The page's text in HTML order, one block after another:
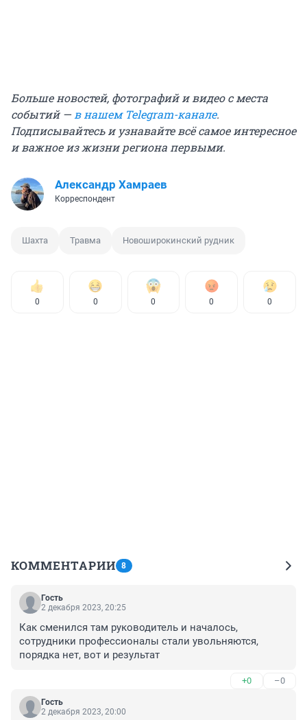
Больше новостей, фотографий и видео с места
событий — в нашем Telegram-канале.
Подписывайтесь и узнавайте всё самое интересное
и важное из жизни региона первыми.
Александр Хамраев
Корреспондент
Шахта Травма Новоширокинский рудник
0 0 0 0 0
КОММЕНТАРИИ 8
Гость
2 декабря 2023, 20:25
Как сменился там руководитель и началось,
сотрудники профессионалы стали увольняются,
порядка нет, вот и результат
+0 –0
Гость
2 декабря 2023, 20:00